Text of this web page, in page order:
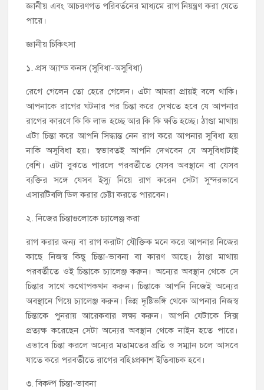
জ্ঞানীয় এবং আচরণগত পরিবর্তনের মাধ্যমে রাগ নিয়ন্ত্রণ করা যেতে
পারে।
জ্ঞানীয় চিকিৎসা
১. প্রস অ্যান্ড কনস (সুবিধা-অসুবিধা)
রেগে গেলেন তো হেরে গেলেন। এটা আমরা প্রায়ই বলে থাকি।
আপনাকে রাগের ঘটনার পর চিন্তা করে দেখতে হবে যে আপনার
রাগের কারণে কি কি লাভ হচ্ছে আর কি কি ক্ষতি হচ্ছে। ঠাণ্ডা মাথায়
এটা চিন্তা করে আপনি সিদ্ধান্ত নেন রাগ করে আপনার সুবিধা হয়
নাকি অসুবিধা হয়। স্বভাবতই আপনি দেখবেন যে অসুবিধাটাই
বেশি। এটা বুঝতে পারলে পরবর্তীতে যেসব অবস্থানে বা যেসব
ব্যক্তির সঙ্গে যেসব ইস্যু নিয়ে রাগ করেন সেটা সুন্দরভাবে
এসারটিবলি ডিল করার চেষ্টা করতে পারবেন।
২. নিজের চিন্তাগুলোকে চ্যালেঞ্জ করা
রাগ করার জন্য বা রাগ করাটা যৌক্তিক মনে করে আপনার নিজের
কাছে নিজস্ব কিছু চিন্তা-ভাবনা বা কারণ আছে। ঠাণ্ডা মাথায়
পরবর্তীতে ওই চিন্তাকে চ্যালেঞ্জ করুন। অন্যের অবস্থান থেকে সে
চিন্তার সাথে কথোপকথন করুন। চিন্তাকে আপনি নিজেই অন্যের
অবস্থানে গিয়ে চ্যালেঞ্জ করুন। ভিন্ন দৃষ্টিভঙ্গি থেকে আপনার নিজস্ব
চিন্তাকে পুনরায় আরেকবার লক্ষ্য করুন। আপনি যেটাকে সিক্স
প্রত্যক্ষ করেছেন সেটা অন্যের অবস্থান থেকে নাইন হতে পারে।
এভাবে চিন্তা করলে অন্যের মতামতের প্রতি ও সম্মান চলে আসবে
যাতে করে পরবর্তীতে রাগের বহিঃপ্রকাশ ইতিবাচক হবে।
৩. বিকল্প চিন্তা-ভাবনা